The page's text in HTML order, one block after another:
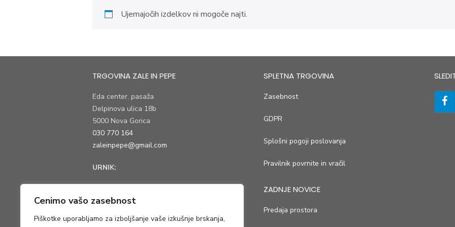
Cenimo vašo zasebnost
Piškotke uporabljamo za izboljšanje vaše izkušnje brskanja,
Ujemajočih izdelkov ni mogoče najti.
TRGOVINA ZALE IN PEPE
Eda center, pasaža
Delpinova ulica 18b
5000 Nova Gorica
030 770 164
zaleinpepe@gmail.com
URNIK:
SPLETNA TRGOVINA
Zasebnost
GDPR
Splošni pogoji poslovanja
Pravilnik povrnite in vračil
ZADNJE NOVICE
Predaja prostora